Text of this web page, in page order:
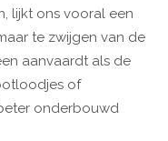
lijkt ons vooral een
te zwijgen van de
aanvaardt als de
of
onderbouwd